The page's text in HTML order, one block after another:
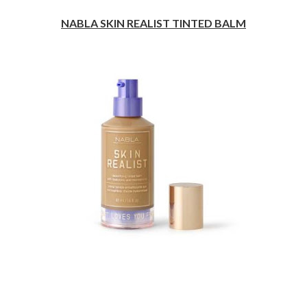
NABLA SKIN REALIST TINTED BALM